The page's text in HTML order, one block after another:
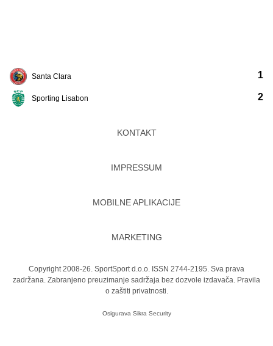
Santa Clara
Sporting Lisabon
1
2
KONTAKT
IMPRESSUM
MOBILNE APLIKACIJE
MARKETING
Copyright 2008-26. SportSport d.o.o. ISSN 2744-2195. Sva prava
zadržana. Zabranjeno preuzimanje sadržaja bez dozvole izdavača. Pravila
o zaštiti privatnosti.
Osigurava Sikra Security